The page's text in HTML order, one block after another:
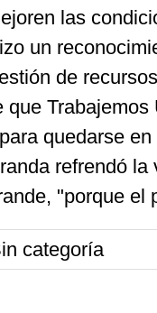
las
un
de
quedarse
refrendó
"porque
categoría